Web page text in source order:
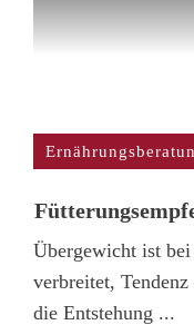
Übergewicht ist
verbreitet,
die Entstehung ...